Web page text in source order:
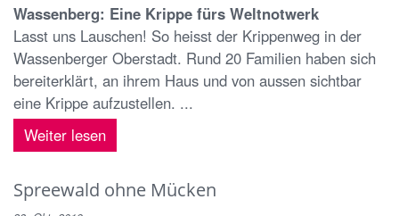
Wassenberg: Eine Krippe fürs Weltnotwerk
Lasst uns Lauschen! So heisst der Krippenweg in der
Wassenberger Oberstadt. Rund 20 Familien haben sich
bereiterklärt, an ihrem Haus und von aussen sichtbar
eine Krippe aufzustellen. ...
Weiter lesen
Spreewald ohne Mücken